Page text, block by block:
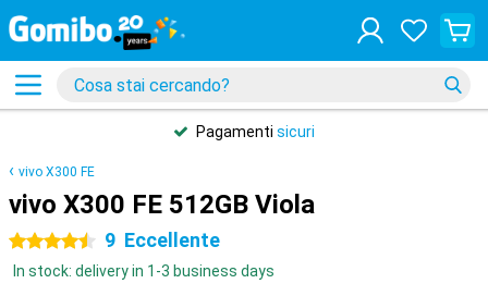
Pagamenti sicuri
vivo X300 FE
vivo X300 FE 512GB Viola
4.5 stelle 9 Eccellente
In stock: delivery in 1-3 business days